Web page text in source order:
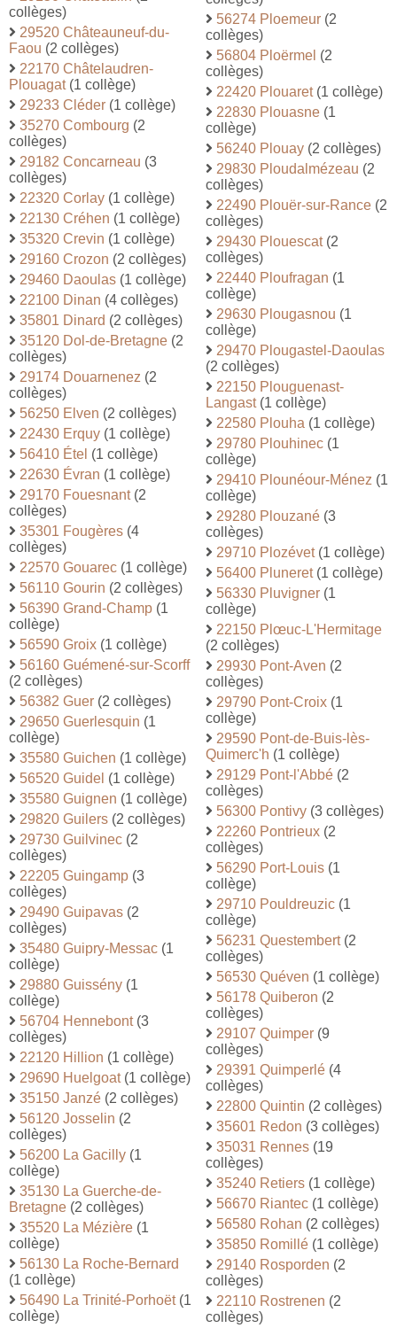
collèges)
29520 Châteauneuf-du-
Faou (2 collèges)
22170 Châtelaudren-
Plouagat(1 collège)
29233 Cléder (1 collège)
35270 Combourg (2
collèges)
29182 Concarneau (3
collèges)
22320 Corlay (1 collège)
22130 Créhen (1 collège)
35320 Crevin (1 collège)
29160 Crozon (2 collèges)
29460 Daoulas (1 collège)
22100 Dinan (4 collèges)
35801 Dinard (2 collèges)
35120 Dol-de-Bretagne (2
collèges)
29174 Douarnenez (2
collèges)
56250 Elven (2 collèges)
22430 Erquy (1 collège)
56410 Étel (1 collège)
22630 Évran (1 collège)
29170 Fouesnant(2
collèges)
35301 Fougères (4
collèges)
22570 Gouarec (1 collège)
56110 Gourin (2 collèges)
56390 Grand-Champ (1
collège)
56590 Groix (1 collège)
56160 Guémené-sur-Scorff
(2 collèges)
56382 Guer (2 collèges)
29650 Guerlesquin (1
collège)
35580 Guichen (1 collège)
56520 Guidel (1 collège)
35580 Guignen (1 collège)
29820 Guilers (2 collèges)
29730 Guilvinec (2
collèges)
22205 Guingamp (3
collèges)
29490 Guipavas (2
collèges)
35480 Guipry-Messac (1
collège)
29880 Guissény (1
collège)
56704 Hennebont(3
collèges)
22120 Hillion (1 collège)
29690 Huelgoat(1 collège)
35150 Janzé (2 collèges)
56120 Josselin (2
collèges)
56200 La Gacilly (1
collège)
35130 La Guerche-de-
Bretagne (2 collèges)
35520 La Mézière (1
collège)
56130 La Roche-Bernard
(1 collège)
56490 La Trinité-Porhoët(1
collège)
56274 Ploemeur (2
collèges)
56804 Ploërmel (2
collèges)
22420 Plouaret(1 collège)
22830 Plouasne (1
collège)
56240 Plouay (2 collèges)
29830 Ploudalmézeau (2
collèges)
22490 Plouër-sur-Rance (2
collèges)
29430 Plouescat(2
collèges)
22440 Ploufragan (1
collège)
29630 Plougasnou (1
collège)
29470 Plougastel-Daoulas
(2 collèges)
22150 Plouguenast-
Langast(1 collège)
22580 Plouha (1 collège)
29780 Plouhinec (1
collège)
29410 Plounéour-Ménez (1
collège)
29280 Plouzané (3
collèges)
29710 Plozévet(1 collège)
56400 Pluneret(1 collège)
56330 Pluvigner (1
collège)
22150 Plœuc-L'Hermitage
(2 collèges)
29930 Pont-Aven (2
collèges)
29790 Pont-Croix (1
collège)
29590 Pont-de-Buis-lès-
Quimerc'h (1 collège)
29129 Pont-l'Abbé (2
collèges)
56300 Pontivy (3 collèges)
22260 Pontrieux (2
collèges)
56290 Port-Louis (1
collège)
29710 Pouldreuzic (1
collège)
56231 Questembert(2
collèges)
56530 Quéven (1 collège)
56178 Quiberon (2
collèges)
29107 Quimper (9
collèges)
29391 Quimperlé (4
collèges)
22800 Quintin (2 collèges)
35601 Redon (3 collèges)
35031 Rennes (19
collèges)
35240 Retiers (1 collège)
56670 Riantec (1 collège)
56580 Rohan (2 collèges)
35850 Romillé (1 collège)
29140 Rosporden (2
collèges)
22110 Rostrenen (2
collèges)